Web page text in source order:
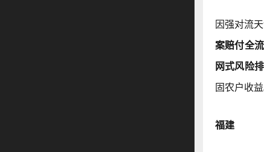
因强对流
案赔付全流
网式风险
固农户收益
福建